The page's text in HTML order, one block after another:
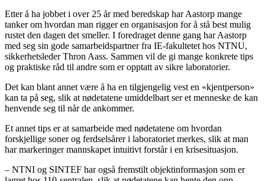
Etter å ha jobbet i over 25 år med beredskap har Aastorp mange
tanker om hvordan man rigger en organisasjon for å stå best mulig
rustet den dagen det smeller. I foredraget denne gang har Aastorp
med seg sin gode samarbeidspartner fra IE-fakultetet hos NTNU,
sikkerhetsleder Thron Aass. Sammen vil de gi mange konkrete tips
og praktiske råd til andre som er opptatt av sikre laboratorier.
Det kan blant annet være å ha en tilgjengelig vest en «kjentperson»
kan ta på seg, slik at nødetatene umiddelbart ser et menneske de kan
henvende seg til når de ankommer.
Et annet tips er at samarbeide med nødetatene om hvordan
forskjellige soner og ferdselsårer i laboratoriet merkes, slik at man
har markeringer mannskapet intuitivt forstår i en krisesituasjon.
– NTNI og SINTEF har også fremstilt objektinformasjon som er